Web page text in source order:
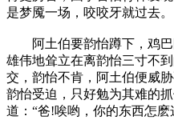
是梦魇一场，咬咬牙就过去。
阿土伯要韵怡蹲下，鸡巴
雄伟地耸立在离韵怡三寸不
交，韵怡不肯，阿土伯便威
韵怡受迫，只好勉为其难的
道：“爸!唉哟，你的东西怎麽